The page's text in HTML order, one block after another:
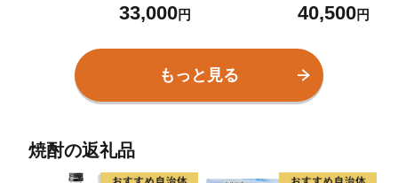
ール ハイボール ギフト 鹿
所株式会社】
33,000円
ニーズウイスキー 洋酒 ア
産 鹿児島 セット 常温 常温
保存 KANOSUKE 小正
【小正嘉之助蒸溜所株式会
40,500円
もっと見る
焼酎の返礼品